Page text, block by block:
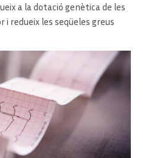
a la dotació genètica de les
i redueix les seqüeles greus